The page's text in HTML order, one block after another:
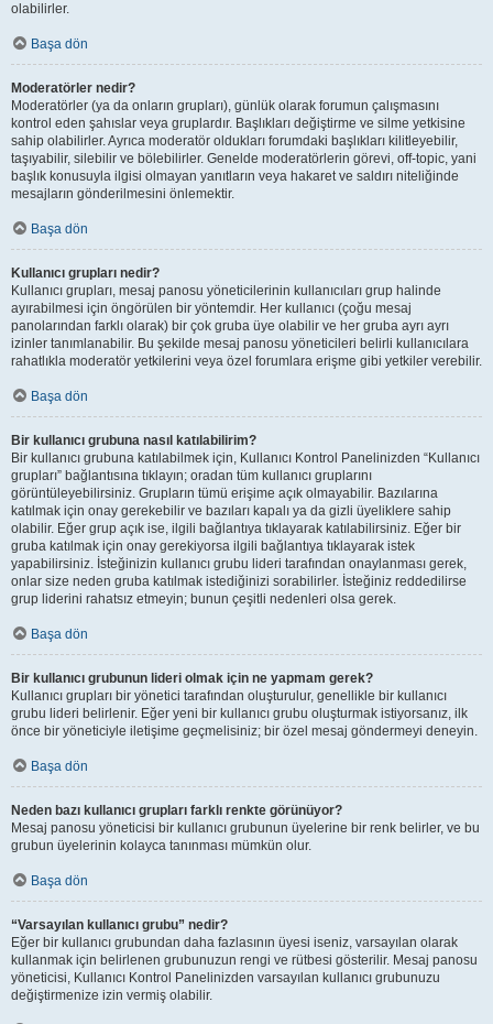
olabilirler.
Başa dön
Moderatörler nedir?
Moderatörler (ya da onların grupları), günlük olarak forumun çalışmasını
kontrol eden şahıslar veya gruplardır. Başlıkları değiştirme ve silme yetkisine
sahip olabilirler. Ayrıca moderatör oldukları forumdaki başlıkları kilitleyebilir,
taşıyabilir, silebilir ve bölebilirler. Genelde moderatörlerin görevi, off-topic, yani
başlık konusuyla ilgisi olmayan yanıtların veya hakaret ve saldırı niteliğinde
mesajların gönderilmesini önlemektir.
Başa dön
Kullanıcı grupları nedir?
Kullanıcı grupları, mesaj panosu yöneticilerinin kullanıcıları grup halinde
ayırabilmesi için öngörülen bir yöntemdir. Her kullanıcı (çoğu mesaj
panolarından farklı olarak) bir çok gruba üye olabilir ve her gruba ayrı ayrı
izinler tanımlanabilir. Bu şekilde mesaj panosu yöneticileri belirli kullanıcılara
rahatlıkla moderatör yetkilerini veya özel forumlara erişme gibi yetkiler verebilir.
Başa dön
Bir kullanıcı grubuna nasıl katılabilirim?
Bir kullanıcı grubuna katılabilmek için, Kullanıcı Kontrol Panelinizden “Kullanıcı
grupları” bağlantısına tıklayın; oradan tüm kullanıcı gruplarını
görüntüleyebilirsiniz. Grupların tümü erişime açık olmayabilir. Bazılarına
katılmak için onay gerekebilir ve bazıları kapalı ya da gizli üyeliklere sahip
olabilir. Eğer grup açık ise, ilgili bağlantıya tıklayarak katılabilirsiniz. Eğer bir
gruba katılmak için onay gerekiyorsa ilgili bağlantıya tıklayarak istek
yapabilirsiniz. İsteğinizin kullanıcı grubu lideri tarafından onaylanması gerek,
onlar size neden gruba katılmak istediğinizi sorabilirler. İsteğiniz reddedilirse
grup liderini rahatsız etmeyin; bunun çeşitli nedenleri olsa gerek.
Başa dön
Bir kullanıcı grubunun lideri olmak için ne yapmam gerek?
Kullanıcı grupları bir yönetici tarafından oluşturulur, genellikle bir kullanıcı
grubu lideri belirlenir. Eğer yeni bir kullanıcı grubu oluşturmak istiyorsanız, ilk
önce bir yöneticiyle iletişime geçmelisiniz; bir özel mesaj göndermeyi deneyin.
Başa dön
Neden bazı kullanıcı grupları farklı renkte görünüyor?
Mesaj panosu yöneticisi bir kullanıcı grubunun üyelerine bir renk belirler, ve bu
grubun üyelerinin kolayca tanınması mümkün olur.
Başa dön
“Varsayılan kullanıcı grubu” nedir?
Eğer bir kullanıcı grubundan daha fazlasının üyesi iseniz, varsayılan olarak
kullanmak için belirlenen grubunuzun rengi ve rütbesi gösterilir. Mesaj panosu
yöneticisi, Kullanıcı Kontrol Panelinizden varsayılan kullanıcı grubunuzu
değiştirmenize izin vermiş olabilir.